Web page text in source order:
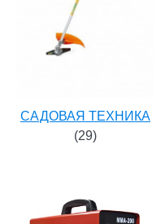
САДОВАЯ ТЕХНИКА
(29)